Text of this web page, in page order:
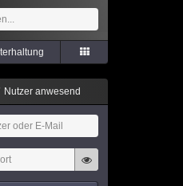
Nutzer anwesend